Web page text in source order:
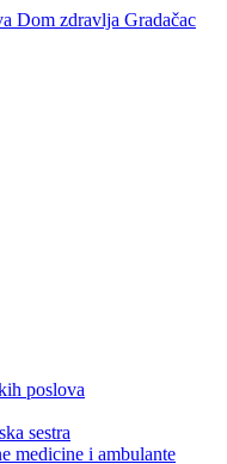
poslova
sestra
medicine i ambulante